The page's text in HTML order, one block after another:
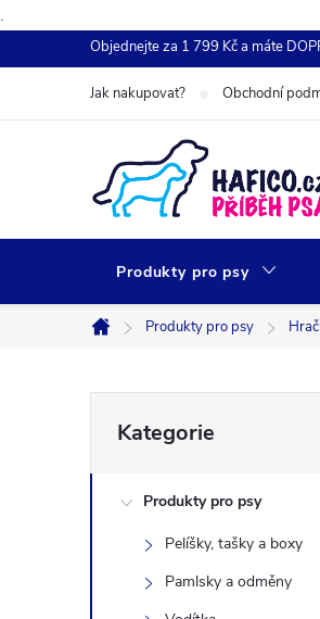
.
na
Objednejte za 1 799 Kč a máte
Jak nakupovat? Obchodní
Produkty pro psy
Domů
Produkty pro psy
o
kategorie
Kategorie
Produkty pro psy
Pelíšky, tašky a boxy
Pamlsky a odměny